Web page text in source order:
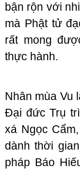
bận rộn với
mà Phật tử
rất mong
thực hành.
Nhân mùa Vu
Đại đức Trụ
xá Ngọc
dành thời
pháp Báo